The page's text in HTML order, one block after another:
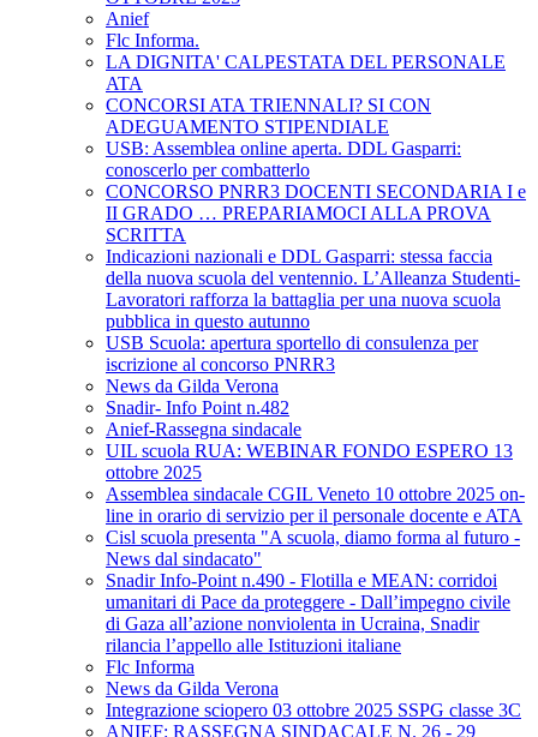
Anief
Flc Informa.
LA DIGNITA' CALPESTATA DEL PERSONALE
ATA
CONCORSI ATA TRIENNALI? SI CON
ADEGUAMENTO STIPENDIALE
USB: Assemblea online aperta. DDL Gasparri:
conoscerlo per combatterlo
CONCORSO PNRR3 DOCENTI SECONDARIA I e
II GRADO … PREPARIAMOCI ALLA PROVA
SCRITTA
Indicazioni nazionali e DDL Gasparri: stessa faccia
della nuova scuola del ventennio. L’Alleanza Studenti-
Lavoratori rafforza la battaglia per una nuova scuola
pubblica in questo autunno
USB Scuola: apertura sportello di consulenza per
iscrizione al concorso PNRR3
News da Gilda Verona
Snadir- Info Point n.482
Anief-Rassegna sindacale
UIL scuola RUA: WEBINAR FONDO ESPERO 13
ottobre 2025
Assemblea sindacale CGIL Veneto 10 ottobre 2025 on-
line in orario di servizio per il personale docente e ATA
Cisl scuola presenta "A scuola, diamo forma al futuro -
News dal sindacato"
Snadir Info-Point n.490 - Flotilla e MEAN: corridoi
umanitari di Pace da proteggere - Dall’impegno civile
di Gaza all’azione nonviolenta in Ucraina, Snadir
rilancia l’appello alle Istituzioni italiane
Flc Informa
News da Gilda Verona
Integrazione sciopero 03 ottobre 2025 SSPG classe 3C
ANIEF: RASSEGNA SINDACALE N. 26 - 29